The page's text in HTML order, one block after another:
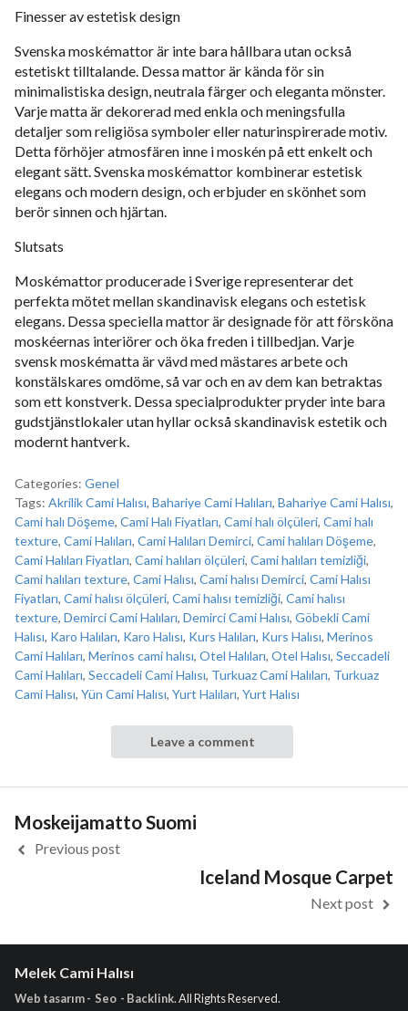
Finesser av estetisk design
Svenska moskémattor är inte bara hållbara utan också
estetiskt tilltalande. Dessa mattor är kända för sin
minimalistiska design, neutrala färger och eleganta mönster.
Varje matta är dekorerad med enkla och meningsfulla
detaljer som religiösa symboler eller naturinspirerade motiv.
Detta förhöjer atmosfären inne i moskén på ett enkelt och
elegant sätt. Svenska moskémattor kombinerar estetisk
elegans och modern design, och erbjuder en skönhet som
berör sinnen och hjärtan.
Slutsats
Moskémattor producerade i Sverige representerar det
perfekta mötet mellan skandinavisk elegans och estetisk
elegans. Dessa speciella mattor är designade för att försköna
moskéernas interiörer och öka freden i tillbedjan. Varje
svensk moskématta är vävd med mästares arbete och
konstälskares omdöme, så var och en av dem kan betraktas
som ett konstverk. Dessa specialprodukter pryder inte bara
gudstjänstlokaler utan hyllar också skandinavisk estetik och
modernt hantverk.
Categories: Genel
Tags: Akrilik Cami Halısı, Bahariye Cami Halıları, Bahariye Cami Halısı,
Cami halı Döşeme, Cami Halı Fiyatları, Cami halı ölçüleri, Cami halı
texture, Cami Halıları, Cami Halıları Demirci, Cami halıları Döşeme,
Cami Halıları Fiyatları, Cami halıları ölçüleri, Cami halıları temizliği,
Cami halıları texture, Cami Halısı, Cami halısı Demirci, Cami Halısı
Fiyatları, Cami halısı ölçüleri, Cami halısı temizliği, Cami halısı
texture, Demirci Cami Halıları, Demirci Cami Halısı, Göbekli Cami
Halısı, Karo Halıları, Karo Halısı, Kurs Halıları, Kurs Halısı, Merinos
Cami Halıları, Merinos cami halısı, Otel Halıları, Otel Halısı, Seccadeli
Cami Halıları, Seccadeli Cami Halısı, Turkuaz Cami Halıları, Turkuaz
Cami Halısı, Yün Cami Halısı, Yurt Halıları, Yurt Halısı
Leave a comment
Moskeijamatto Suomi
Previous post
Iceland Mosque Carpet
Next post
Melek Cami Halısı
Web tasarım - Seo - Backlink. All Rights Reserved.